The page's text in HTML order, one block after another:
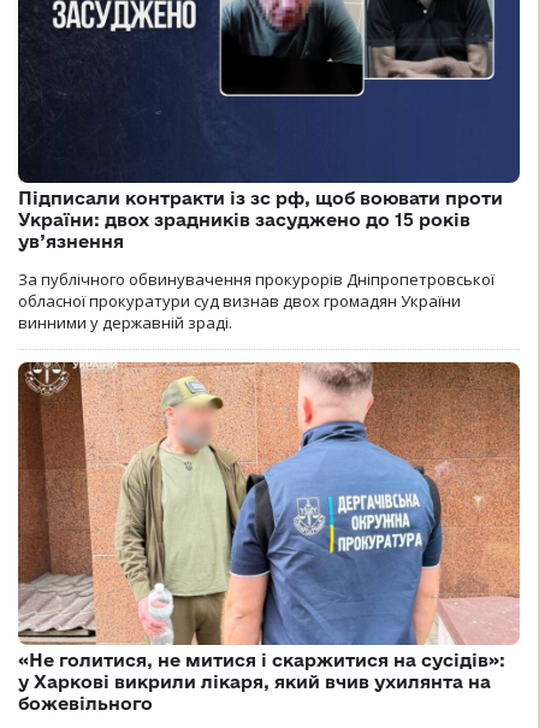
Підписали контракти із зс рф, щоб воювати проти
України: двох зрадників засуджено до 15 років
ув’язнення
За публічного обвинувачення прокурорів Дніпропетровської
обласної прокуратури суд визнав двох громадян України
винними у державній зраді.
«Не голитися, не митися і скаржитися на сусідів»:
у Харкові викрили лікаря, який вчив ухилянта на
божевільного